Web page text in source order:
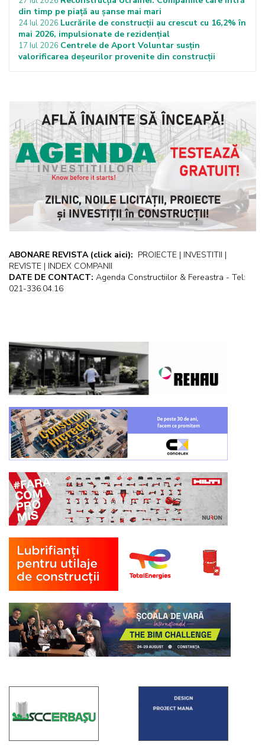
din timp pe piață au șanse mai mari
24 Iul 2026 Lucrările de construcții au crescut cu 16,2% în
mai 2026, impulsionate de rezidențial
17 Iul 2026 Centrele de Aport Voluntar susțin
valorificarea deșeurilor provenite din construcții
ABONARE REVISTA (click aici): PROIECTE | INVESTITII |
REVISTE | INDEX COMPANII
DATE DE CONTACT: Agenda Constructiilor & Fereastra - Tel:
021-336.04.16